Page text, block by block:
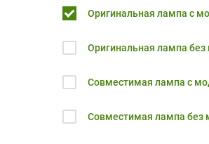
Оригинальная лампа с
Оригинальная лампа без
Совместимая лампа с
Совместимая лампа без